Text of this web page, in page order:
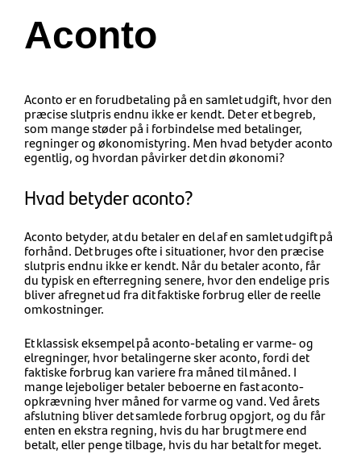
Aconto
Aconto er en forudbetaling på en samlet udgift, hvor den
præcise slutpris endnu ikke er kendt. Det er et begreb,
som mange støder på i forbindelse med betalinger,
regninger og økonomistyring. Men hvad betyder aconto
egentlig, og hvordan påvirker det din økonomi?
Hvad betyder aconto?
Aconto betyder, at du betaler en del af en samlet udgift på
forhånd. Det bruges ofte i situationer, hvor den præcise
slutpris endnu ikke er kendt. Når du betaler aconto, får
du typisk en efterregning senere, hvor den endelige pris
bliver afregnet ud fra dit faktiske forbrug eller de reelle
omkostninger.
Et klassisk eksempel på aconto-betaling er varme- og
elregninger, hvor betalingerne sker aconto, fordi det
faktiske forbrug kan variere fra måned til måned. I
mange lejeboliger betaler beboerne en fast aconto-
opkrævning hver måned for varme og vand. Ved årets
afslutning bliver det samlede forbrug opgjort, og du får
enten en ekstra regning, hvis du har brugt mere end
betalt, eller penge tilbage, hvis du har betalt for meget.